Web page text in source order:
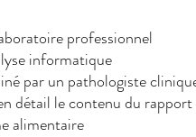
professionnel
informatique
par un pathologiste
détail le contenu du
alimentaire